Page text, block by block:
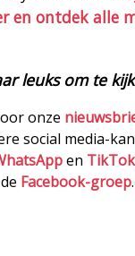
en ontdek alle
leuks om te
onze
social media-
en TikTok
Facebook-groep.